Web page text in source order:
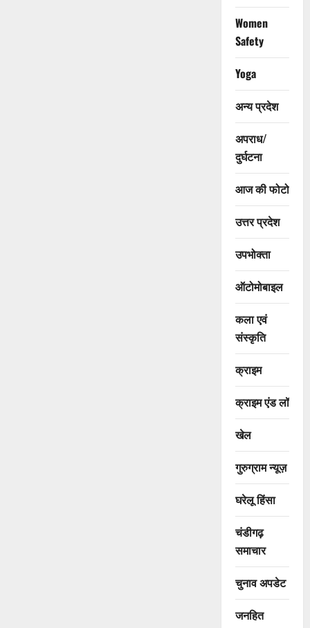
Women
Safety
Yoga
अन्य प्रदेश
अपराध/
दुर्घटना
आज की फोटो
उत्तर प्रदेश
उपभोक्ता
ऑटोमोबाइल
कला एवं
संस्कृति
क्राइम
क्राइम एंड लॉ
खेल
गुरुग्राम न्यूज़
घरेलू हिंसा
चंडीगढ़
समाचार
चुनाव अपडेट
जनहित